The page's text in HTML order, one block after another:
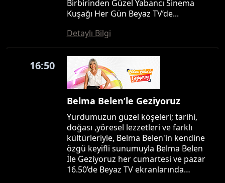
Birbirinden Güzel Yabancı Sinema
Kuşağı Her Gün Beyaz TV’de...
Detaylı Bilgi
16:50
Belma Belen’le Geziyoruz
Yurdumuzun güzel köşeleri; tarihi,
doğası ,yöresel lezzetleri ve farklı
kültürleriyle, Belma Belen'in kendine
özgü keyifli sunumuyla Belma Belen
İle Geziyoruz her cumartesi ve pazar
16.50’de Beyaz TV ekranlarında…